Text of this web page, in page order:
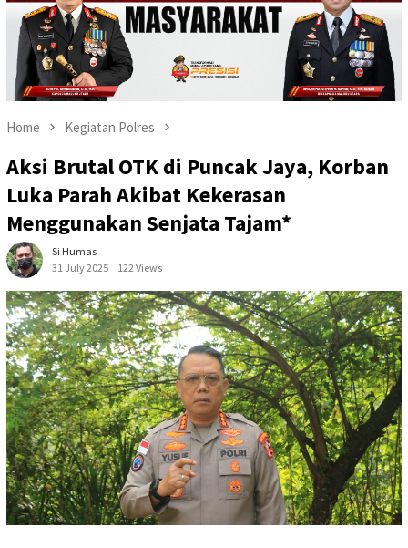
Home Kegiatan Polres
Aksi Brutal OTK di Puncak Jaya, Korban
Luka Parah Akibat Kekerasan
Menggunakan Senjata Tajam*
Si Humas
31 July 2025
122 Views